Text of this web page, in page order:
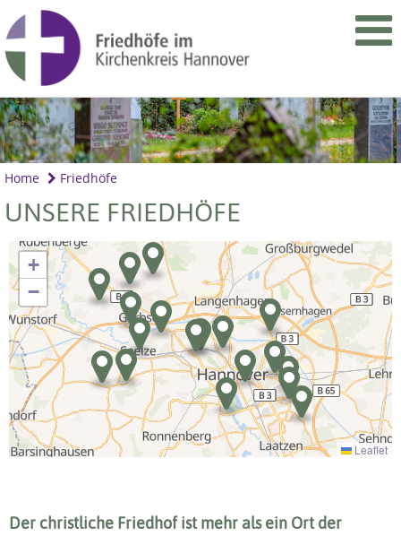
Home Friedhöfe
UNSERE FRIEDHÖFE
+
−
Leaflet
Der christliche Friedhof ist mehr als ein Ort der